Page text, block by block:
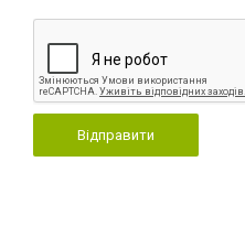
Відправити